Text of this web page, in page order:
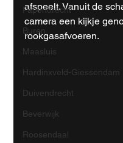
Papendrecht
Buren
Maasluis
Hardinxveld-Giessendam
Duivendrecht
Beverwijk
Roosendaal
afspeelt. Vanuit de
camera een kijkje
rookgasafvoeren.